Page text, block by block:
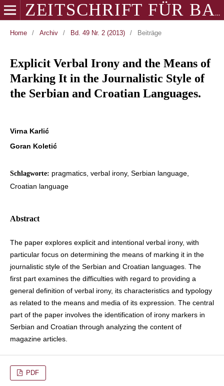
ZEITSCHRIFT FÜR BALKANOLOGIE
Home / Archiv / Bd. 49 Nr. 2 (2013) / Beiträge
Explicit Verbal Irony and the Means of
Marking It in the Journalistic Style of
the Serbian and Croatian Languages.
Virna Karlić
Goran Koletić
Schlagworte: pragmatics, verbal irony, Serbian language,
Croatian language
Abstract
The paper explores explicit and intentional verbal irony, with
particular focus on determining the means of marking it in the
journalistic style of the Serbian and Croatian languages. The
first part examines the difficulties with regard to providing a
general definition of verbal irony, its characteristics and typology
as related to the means and media of its expression. The central
part of the paper involves the identification of irony markers in
Serbian and Croatian through analyzing the content of
magazine articles.
PDF